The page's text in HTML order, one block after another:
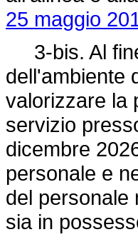
25 maggio
3-bis. Al
dell'ambiente
valorizzare la
servizio
dicembre
personale e
del personale
sia in